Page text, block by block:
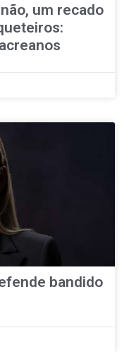
um recado
bandido